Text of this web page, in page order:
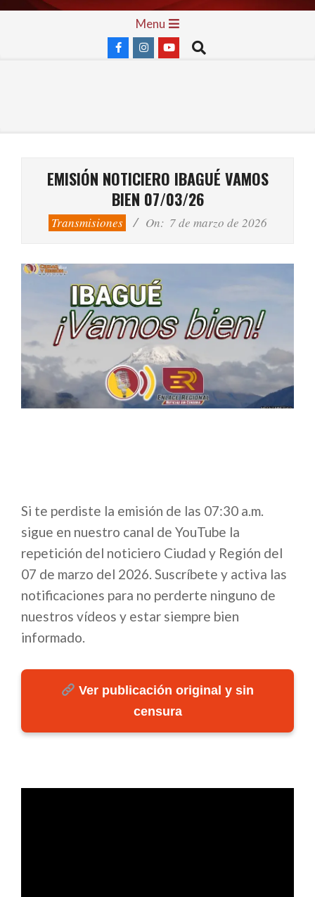
Skip
Menu
Search
EMISIÓN NOTICIERO IBAGUÉ VAMOS
BIEN 07/03/26
Transmisiones On: 7 de marzo de 2026
Si te perdiste la emisión de las 07:30 a.m.
sigue en nuestro canal de YouTube la
repetición del noticiero Ciudad y Región del
07 de marzo del 2026. Suscríbete y activa las
notificaciones para no perderte ninguno de
nuestros vídeos y estar siempre bien
informado.
Ver publicación original y sin
censura